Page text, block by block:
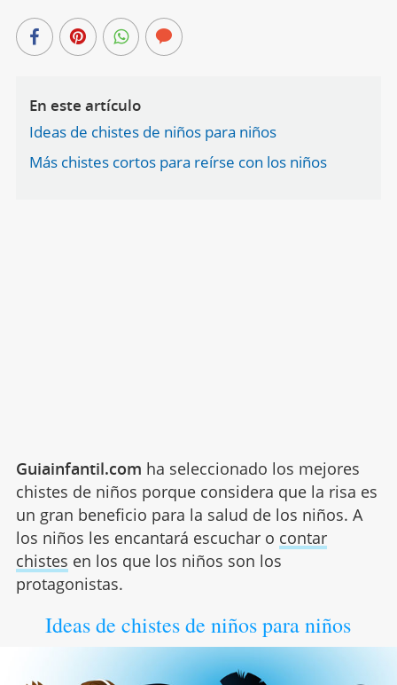
En este artículo
Ideas de chistes de niños para niños
Más chistes cortos para reírse con los niños
Guiainfantil.com ha seleccionado los mejores
chistes de niños porque considera que la risa es
un gran beneficio para la salud de los niños. A
los niños les encantará escuchar o contar
chistes en los que los niños son los
protagonistas.
Ideas de chistes de niños para niños